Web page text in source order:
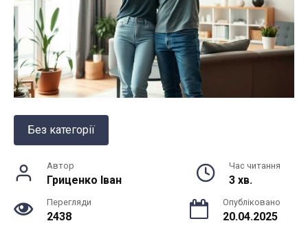
Без категорії
Автор
Гриценко Іван
Час читання
3 хв.
Перегляди
2438
Опубліковано
20.04.2025